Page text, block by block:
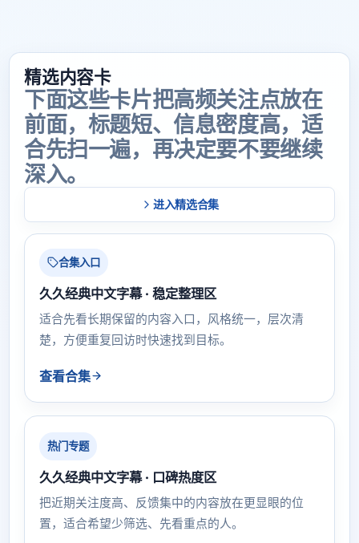
精选内容卡
下面这些卡片把高频关注点放在
前面，标题短、信息密度高，适
合先扫一遍，再决定要不要继续
深入。
进入精选合集
合集入口
久久经典中文字幕 · 稳定整理区
适合先看长期保留的内容入口，风格统一，层次清
楚，方便重复回访时快速找到目标。
查看合集
热门专题
久久经典中文字幕 · 口碑热度区
把近期关注度高、反馈集中的内容放在更显眼的位
置，适合希望少筛选、先看重点的人。